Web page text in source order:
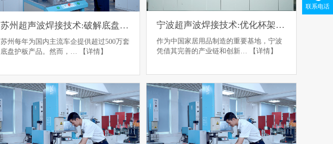
苏州超声波焊接技术:破解底盘护板制造难题
苏州每年为国内主流车企提供超过500万套
底盘护板产品。然而，…
【详情】
宁波超声波焊接技术:优化杯架生产工艺
作为中国家居用品制造的重要基地，宁波
凭借其完善的产业链和创新…
【详情】
联系电话